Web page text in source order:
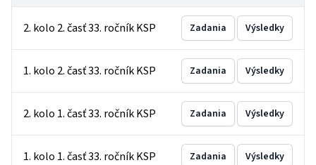
2. kolo 2. časť 33. ročník KSP Zadania Výsledky
1. kolo 2. časť 33. ročník KSP Zadania Výsledky
2. kolo 1. časť 33. ročník KSP Zadania Výsledky
1. kolo 1. časť 33. ročník KSP Zadania Výsledky